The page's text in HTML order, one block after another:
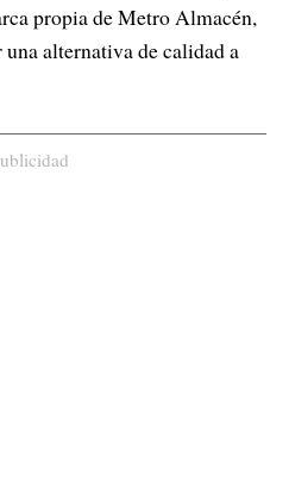
propia de Metro Almacén,
alternativa de calidad a